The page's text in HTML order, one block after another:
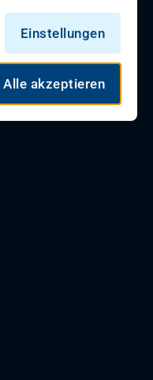
Einstellungen
Alle akzeptieren